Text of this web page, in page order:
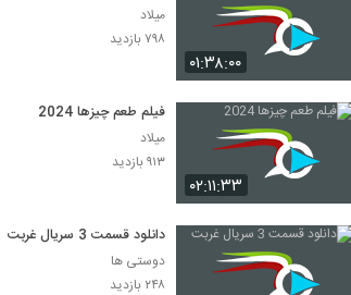
۰۱:۳۸:۰۰
میلاد
۷۹۸ بازدید
۰۲:۱۱:۳۳
فیلم طعم چیزها 2024
میلاد
۹۱۳ بازدید
دانلود قسمت 3 سریال غربت
دوستی ها
۲۴۸ بازدید